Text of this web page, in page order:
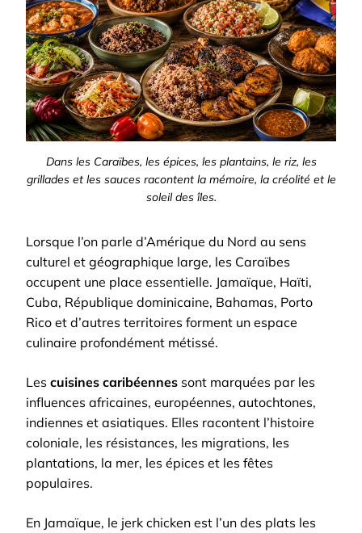
Dans les Caraïbes, les épices, les plantains, le riz, les
grillades et les sauces racontent la mémoire, la créolité et le
soleil des îles.
Lorsque l’on parle d’Amérique du Nord au sens
culturel et géographique large, les Caraïbes
occupent une place essentielle. Jamaïque, Haïti,
Cuba, République dominicaine, Bahamas, Porto
Rico et d’autres territoires forment un espace
culinaire profondément métissé.
Les cuisines caribéennes sont marquées par les
influences africaines, européennes, autochtones,
indiennes et asiatiques. Elles racontent l’histoire
coloniale, les résistances, les migrations, les
plantations, la mer, les épices et les fêtes
populaires.
En Jamaïque, le jerk chicken est l’un des plats les